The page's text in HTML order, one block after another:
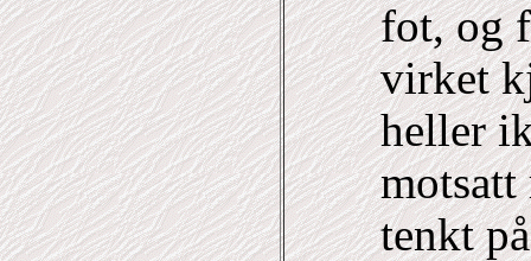
fot, og
virket
heller
motsatt
tenkt